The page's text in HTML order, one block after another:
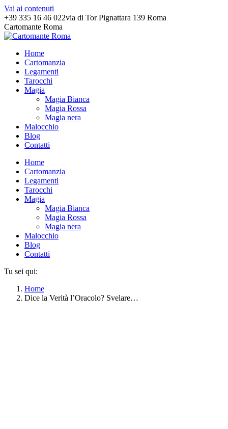
Vai ai contenuti
+39 335 16 46 022via di Tor Pignattara 139 Roma
Cartomante Roma
Home
Cartomanzia
Legamenti
Tarocchi
Magia
Magia Bianca
Magia Rossa
Magia nera
Malocchio
Blog
Contatti
Home
Cartomanzia
Legamenti
Tarocchi
Magia
Magia Bianca
Magia Rossa
Magia nera
Malocchio
Blog
Contatti
Tu sei qui:
Home
Dice la Verità l’Oracolo? Svelare…